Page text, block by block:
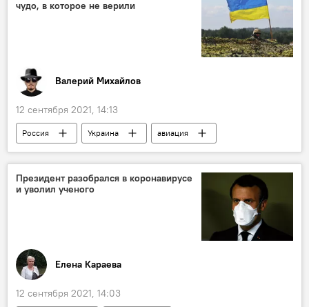
чудо, в которое не верили
Валерий Михайлов
12 сентября 2021, 14:13
Россия Украина авиация
Президент разобрался в коронавирусе
и уволил ученого
Елена Караева
12 сентября 2021, 14:03